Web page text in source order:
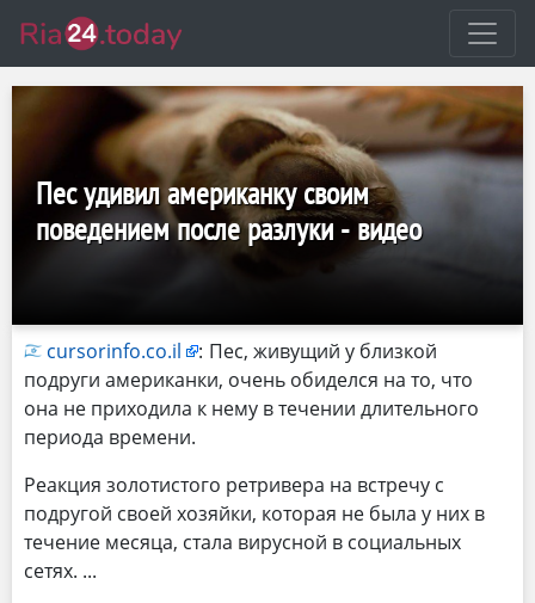
Пес удивил американку своим
поведением после разлуки - видео
cursorinfo.co.il : Пес, живущий у близкой
подруги американки, очень обиделся на то, что
она не приходила к нему в течении длительного
периода времени.
Реакция золотистого ретривера на встречу с
подругой своей хозяйки, которая не была у них в
течение месяца, стала вирусной в социальных
сетях.